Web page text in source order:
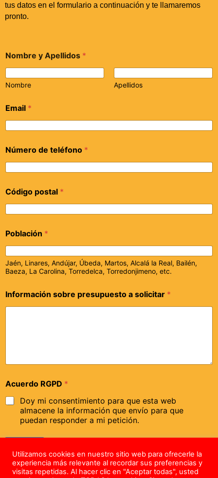
tus datos en el formulario a continuación y te llamaremos
pronto.
Nombre y Apellidos *
Nombre Apellidos
Email *
Número de teléfono *
Código postal *
Población *
Jaén, Linares, Andújar, Úbeda, Martos, Alcalá la Real, Bailén,
Baeza, La Carolina, Torredelca, Torredonjimeno, etc.
Información sobre presupuesto a solicitar *
Acuerdo RGPD *
Doy mi consentimiento para que esta web
almacene la información que envío para que
puedan responder a mi petición.
Utilizamos cookies en nuestro sitio web para ofrecerle la
experiencia más relevante al recordar sus preferencias y
visitas repetidas. Al hacer clic en "Aceptar todas", usted